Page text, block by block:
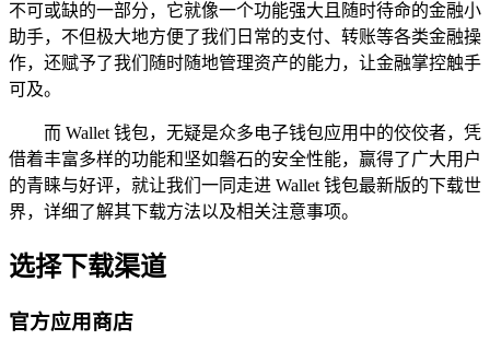
不可或缺的一部分，它就像一个功能强大且随时待命的金融小
助手，不但极大地方便了我们日常的支付、转账等各类金融操
作，还赋予了我们随时随地管理资产的能力，让金融掌控触手
可及。
而 Wallet 钱包，无疑是众多电子钱包应用中的佼佼者，凭
借着丰富多样的功能和坚如磐石的安全性能，赢得了广大用户
的青睐与好评，就让我们一同走进 Wallet 钱包最新版的下载世
界，详细了解其下载方法以及相关注意事项。
选择下载渠道
官方应用商店